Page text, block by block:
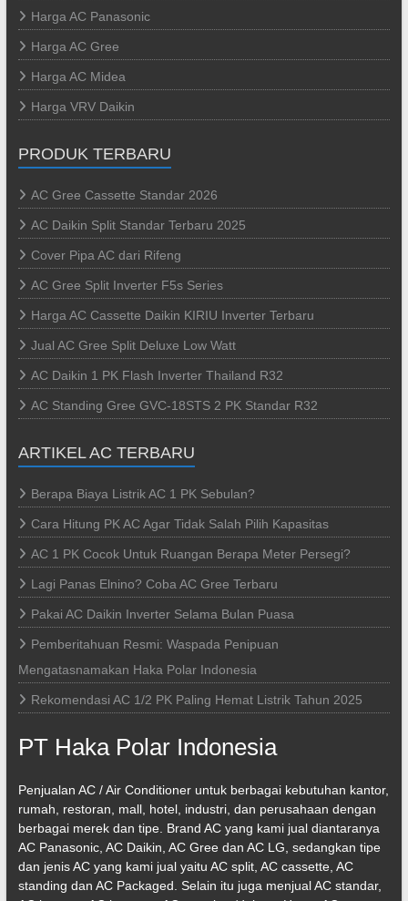
Harga AC Panasonic
Harga AC Gree
Harga AC Midea
Harga VRV Daikin
PRODUK TERBARU
AC Gree Cassette Standar 2026
AC Daikin Split Standar Terbaru 2025
Cover Pipa AC dari Rifeng
AC Gree Split Inverter F5s Series
Harga AC Cassette Daikin KIRIU Inverter Terbaru
Jual AC Gree Split Deluxe Low Watt
AC Daikin 1 PK Flash Inverter Thailand R32
AC Standing Gree GVC-18STS 2 PK Standar R32
ARTIKEL AC TERBARU
Berapa Biaya Listrik AC 1 PK Sebulan?
Cara Hitung PK AC Agar Tidak Salah Pilih Kapasitas
AC 1 PK Cocok Untuk Ruangan Berapa Meter Persegi?
Lagi Panas Elnino? Coba AC Gree Terbaru
Pakai AC Daikin Inverter Selama Bulan Puasa
Pemberitahuan Resmi: Waspada Penipuan
Mengatasnamakan Haka Polar Indonesia
Rekomendasi AC 1/2 PK Paling Hemat Listrik Tahun 2025
PT Haka Polar Indonesia
Penjualan AC / Air Conditioner untuk berbagai kebutuhan kantor,
rumah, restoran, mall, hotel, industri, dan perusahaan dengan
berbagai merek dan tipe. Brand AC yang kami jual diantaranya
AC Panasonic, AC Daikin, AC Gree dan AC LG, sedangkan tipe
dan jenis AC yang kami jual yaitu AC split, AC cassette, AC
standing dan AC Packaged. Selain itu juga menjual AC standar,